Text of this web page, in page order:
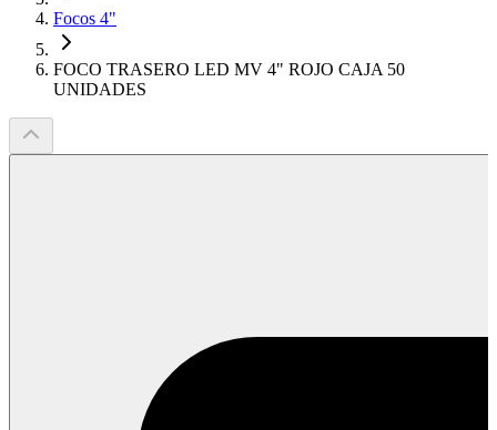
Focos 4"
FOCO TRASERO LED MV 4" ROJO CAJA 50
UNIDADES